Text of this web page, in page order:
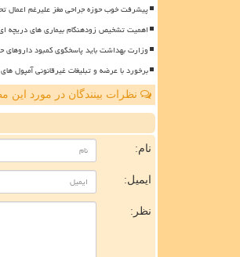
پیشرفت خوب حوزه جراحی مغز علیرغم اعمال
اهمیت تشخیص زودهنگام بیماری های دریچه
وزارت بهداشت باید پاسخگوی کمبود داروهای
برخورد با عرضه و تبلیغات غیرقانونی آمپول
نظرات بینندگان در مورد این
نام:
ایمیل:
نظر: